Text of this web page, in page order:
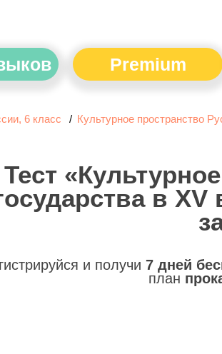
Premium
6 класс Культурное пространство
Тест
в
и получи 7 дней
план